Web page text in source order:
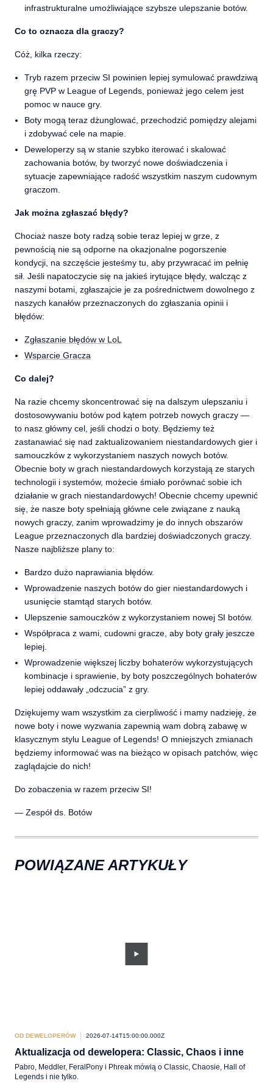
infrastrukturalne umożliwiające szybsze ulepszanie botów.
Co to oznacza dla graczy?
Cóż, kilka rzeczy:
Tryb razem przeciw SI powinien lepiej symulować prawdziwą
grę PVP w League of Legends, ponieważ jego celem jest
pomoc w nauce gry.
Boty mogą teraz dżunglować, przechodzić pomiędzy alejami
i zdobywać cele na mapie.
Deweloperzy są w stanie szybko iterować i skalować
zachowania botów, by tworzyć nowe doświadczenia i
sytuacje zapewniające radość wszystkim naszym cudownym
graczom.
Jak można zgłaszać błędy?
Chociaż nasze boty radzą sobie teraz lepiej w grze, z
pewnością nie są odporne na okazjonalne pogorszenie
kondycji, na szczęście jesteśmy tu, aby przywracać im pełnię
sił. Jeśli napatoczycie się na jakieś irytujące błędy, walcząc z
naszymi botami, zgłaszajcie je za pośrednictwem dowolnego z
naszych kanałów przeznaczonych do zgłaszania opinii i
błędów:
Zgłaszanie błędów w LoL
Wsparcie Gracza
Co dalej?
Na razie chcemy skoncentrować się na dalszym ulepszaniu i
dostosowywaniu botów pod kątem potrzeb nowych graczy —
to nasz główny cel, jeśli chodzi o boty. Będziemy też
zastanawiać się nad zaktualizowaniem niestandardowych gier i
samouczków z wykorzystaniem naszych nowych botów.
Obecnie boty w grach niestandardowych korzystają ze starych
technologii i systemów, możecie śmiało porównać sobie ich
działanie w grach niestandardowych! Obecnie chcemy upewnić
się, że nasze boty spełniają główne cele związane z nauką
nowych graczy, zanim wprowadzimy je do innych obszarów
League przeznaczonych dla bardziej doświadczonych graczy.
Nasze najbliższe plany to:
Bardzo dużo naprawiania błędów.
Wprowadzenie naszych botów do gier niestandardowych i
usunięcie stamtąd starych botów.
Ulepszenie samouczków z wykorzystaniem nowej SI botów.
Współpraca z wami, cudowni gracze, aby boty grały jeszcze
lepiej.
Wprowadzenie większej liczby bohaterów wykorzystujących
kombinacje i sprawienie, by boty poszczególnych bohaterów
lepiej oddawały „odczucia” z gry.
Dziękujemy wam wszystkim za cierpliwość i mamy nadzieję, że
nowe boty i nowe wyzwania zapewnią wam dobrą zabawę w
klasycznym stylu League of Legends! O mniejszych zmianach
będziemy informować was na bieżąco w opisach patchów, więc
zaglądajcie do nich!
Do zobaczenia w razem przeciw SI!
— Zespół ds. Botów
POWIĄZANE ARTYKUŁY
OD DEWELOPERÓW 2026-07-14T15:00:00.000Z
Aktualizacja od dewelopera: Classic, Chaos i inne
Pabro, Meddler, FeralPony i Phreak mówią o Classic, Chaosie, Hall of
Legends i nie tylko.